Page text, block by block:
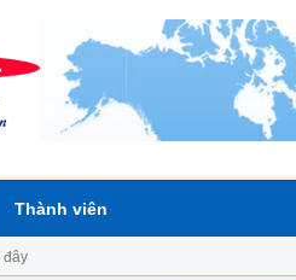
đây
Thành viên